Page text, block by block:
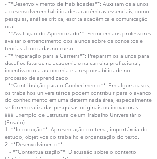
- **Desenvolvimento de Habilidades**: Auxiliam os alunos
a desenvolverem habilidades acadêmicas essenciais, como
pesquisa, análise crítica, escrita acadêmica e comunicação
oral.
- **Avaliação do Aprendizado**: Permitem aos professores
avaliar o entendimento dos alunos sobre os conceitos e
teorias abordadas no curso.
- **Preparação para a Carreira**: Preparam os alunos para
desafios futuros na academia e na carreira profissional,
incentivando a autonomia e a responsabilidade no
processo de aprendizado.
- **Contribuição para o Conhecimento**: Em alguns casos,
os trabalhos universitários podem contribuir para o avanço
do conhecimento em uma determinada área, especialmente
se forem realizadas pesquisas originais ou inovadoras.
### Exemplo de Estrutura de um Trabalho Universitário
(Ensaio)
1. **Introdução**: Apresentação do tema, importância do
estudo, objetivos do trabalho e organização do texto.
2. **Desenvolvimento**:
- **Contextualização**: Discussão sobre o contexto